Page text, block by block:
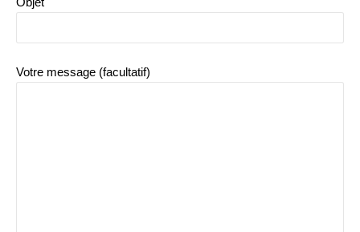
Votre message (facultatif)